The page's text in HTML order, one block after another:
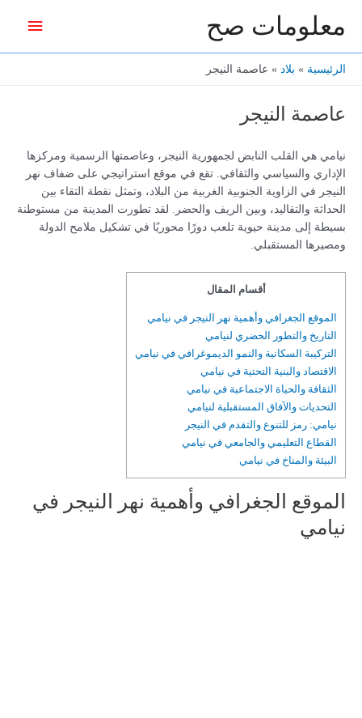
معلومات صح
الرئيسية بلاد عاصمة النيجر
عاصمة النيجر
نيامي هي القلب النابض لجمهورية النيجر، وعاصمتها الرسمية ومركزها
الإداري والسياسي والثقافي. تقع في موقع استراتيجي على ضفاف نهر
النيجر في الزاوية الجنوبية الغربية من البلاد، وتمثل نقطة التقاء بين
الحداثة والتقاليد، وبين الريف والحضر. لقد تطورت المدينة من مستوطنة
بسيطة إلى مدينة حيوية تلعب دورًا محوريًا في تشكيل ملامح الدولة
ومصيرها المستقبلي.
أقسام المقال
الموقع الجغرافي وأهمية نهر النيجر في نيامي
التاريخ والتطور الحضري لنيامي
التركيبة السكانية والنمو الديموغرافي في نيامي
الاقتصاد والبنية التحتية في نيامي
الثقافة والحياة الاجتماعية في نيامي
التحديات والآفاق المستقبلية لنيامي
نيامي: رمز للتنوع والتقدم في النيجر
القطاع التعليمي والجامعي في نيامي
البيئة والمناخ في نيامي
الموقع الجغرافي وأهمية نهر النيجر في
نيامي